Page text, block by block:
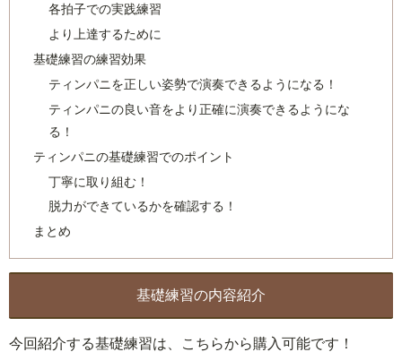
各拍子での実践練習
より上達するために
基礎練習の練習効果
ティンパニを正しい姿勢で演奏できるようになる！
ティンパニの良い音をより正確に演奏できるようにな
る！
ティンパニの基礎練習でのポイント
丁寧に取り組む！
脱力ができているかを確認する！
まとめ
基礎練習の内容紹介
今回紹介する基礎練習は、こちらから購入可能です！